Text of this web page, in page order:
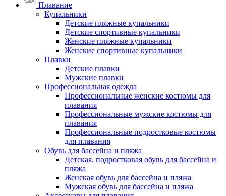
Плавание
Купальники
Детские пляжные купальники
Детские спортивные купальники
Женские пляжные купальники
Женские спортивные купальники
Плавки
Детские плавки
Мужские плавки
Профессиональная одежда
Профессиональные женские костюмы для
плавания
Профессиональные мужские костюмы для
плавания
Профессиональные подростковые костюмы
для плавания
Обувь для бассейна и пляжа
Детская, подростковая обувь для бассейна и
пляжа
Женская обувь для бассейна и пляжа
Мужская обувь для бассейна и пляжа